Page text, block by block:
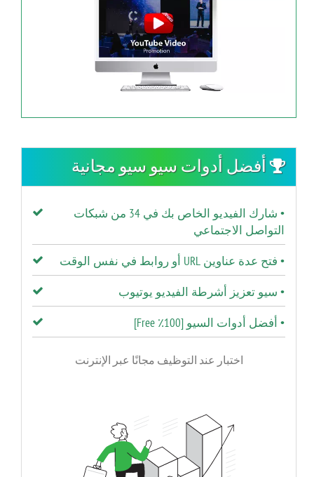
أفضل أدوات سيو سيو مجانية
• شارك الفيديو الخاص بك في 34 من شبكات
التواصل الاجتماعي
• فتح عدة عناوين URL أو روابط في نفس الوقت
• سيو تعزيز أشرطة الفيديو يوتيوب
• أفضل أدوات السيو [100٪ Free]
اختبار عند التوظيف مجانًا عبر الإنترنت